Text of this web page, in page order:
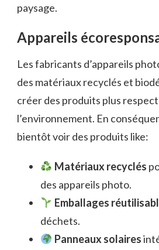
paysage.
Appareils
Les fabricants d’appareils
des matériaux recyclés et
créer des produits plus
l’environnement. En
bientôt voir des produits like:
Matériaux recyclés
des appareils photo.
Emballages
déchets.
Panneaux solaires